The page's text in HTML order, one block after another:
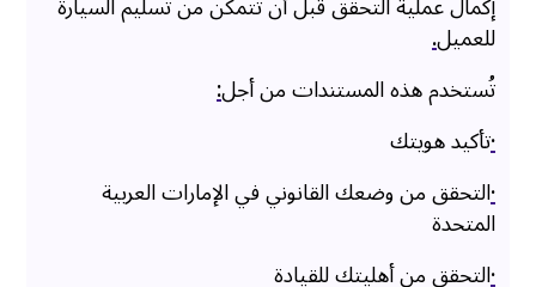
للعميل.
تُستخدم هذه المستندات من أجل:
·تأكيد هويتك
·التحقق من وضعك القانوني في الإمارات العربية
المتحدة
·التحقق من أهليتك للقيادة